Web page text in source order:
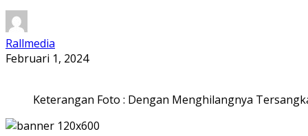
Rallmedia
Februari 1, 2024
Keterangan Foto : Dengan Menghilangnya